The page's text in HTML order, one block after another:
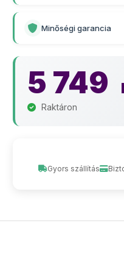
Minőségi garancia
5 749
Raktáron
Gyors szállítás